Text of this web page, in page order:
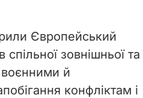
Європейський
зовнішньої та
воєнними й
конфліктам і